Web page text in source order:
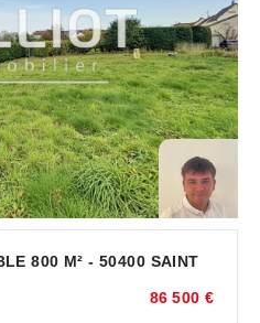
800 M² - 50400 SAINT
86 500 €